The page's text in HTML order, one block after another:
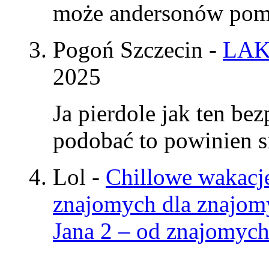
może andersonów
Pogoń Szczecin -
2025
Ja pierdole jak ten
podobać to powinien
Lol - Chillowe
znajomych dla
Jana 2 – od